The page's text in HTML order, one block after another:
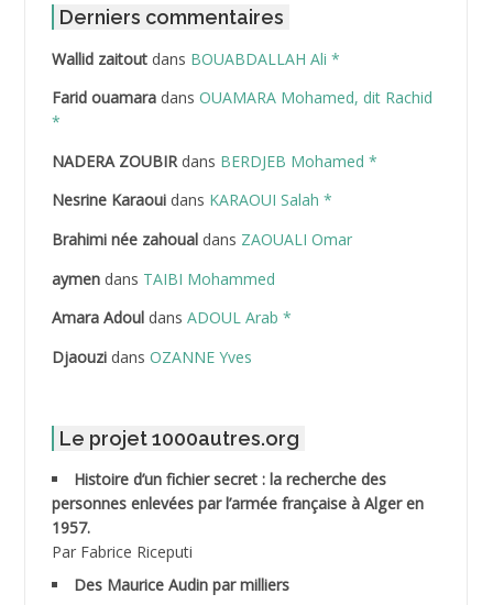
ABDAT Amar
ABDEDDAIM Hamid
ABDELAZIZ Mohamed
ABDELHAFID Lakhdar
ABDELLI Mohamed
ABDELLI Mohamed *
ABDELMOUMENE Ahmed
ABDESMED Mohamed ben Kaddour
ABDESSELAMI Kouider
Derniers commentaires
Wallid zaitoutdans BOUABDALLAH Ali *
Farid ouamaradans OUAMARA Mohamed, dit Rachid
*
NADERA ZOUBIRdans BERDJEB Mohamed *
Nesrine Karaouidans KARAOUI Salah *
Brahimi née zahoualdans ZAOUALI Omar
aymendans TAIBI Mohammed
Amara Adouldans ADOUL Arab *
Djaouzidans OZANNE Yves
Le projet 1000autres.org
Histoire d’un fichier secret : la recherche des
personnes enlevées par l’armée française à Alger en
1957.
Par Fabrice Riceputi
Des Maurice Audin par milliers